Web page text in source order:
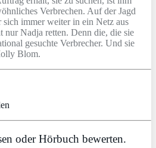
Verbrechen. Auf der Jagd
sich immer weiter in ein Netz aus
nur Nadja retten. Denn die, die sie
gesuchte Verbrecher. Und sie
Blom.
oder Hörbuch bewerten.